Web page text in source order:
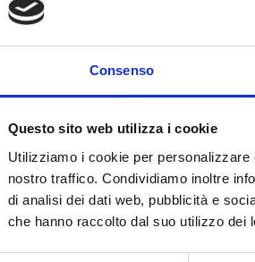
Consenso
Questo sito web utilizza i cookie
Utilizziamo i cookie per
nostro traffico. Condividiamo inoltre
di analisi dei dati web, pubblicità e
che hanno raccolto dal suo utilizzo dei